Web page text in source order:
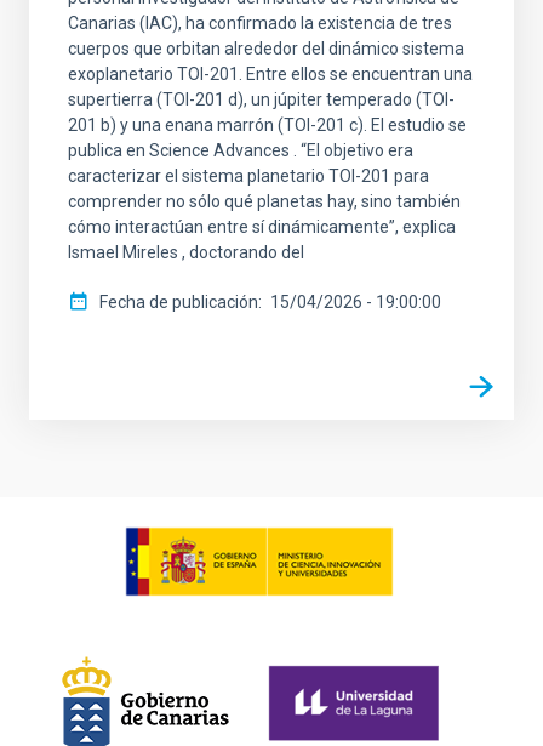
Canarias (IAC), ha confirmado la existencia de tres
cuerpos que orbitan alrededor del dinámico sistema
exoplanetario TOI-201. Entre ellos se encuentran una
supertierra (TOI-201 d), un júpiter temperado (TOI-
201 b) y una enana marrón (TOI-201 c). El estudio se
publica en Science Advances . “El objetivo era
caracterizar el sistema planetario TOI-201 para
comprender no sólo qué planetas hay, sino también
cómo interactúan entre sí dinámicamente”, explica
Ismael Mireles , doctorando del
Fecha de publicación 15/04/2026 - 19:00:00